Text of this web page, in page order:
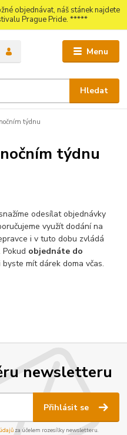
objednávat, náš stánek najdete
Prague Pride. *****
Menu
Hledat
týdnu
týdnu
odesílat objednávky
využít dodání na
i v tuto dobu zvládá
objednáte do
byste mít dárek doma včas.
newsletteru
Přihlásit se
za účelem rozesílky newsletteru.